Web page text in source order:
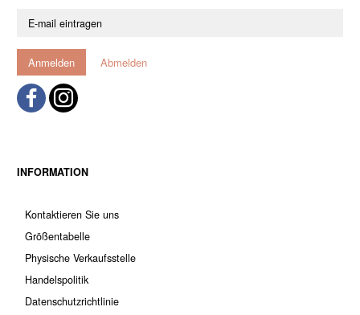
mail
Anmelden Abmelden
INFORMATION
Kontaktieren Sie uns
Größentabelle
Physische Verkaufsstelle
Handelspolitik
Datenschutzrichtlinie